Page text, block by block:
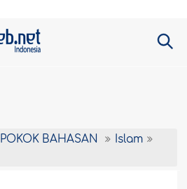
POKOK BAHASAN
Islam